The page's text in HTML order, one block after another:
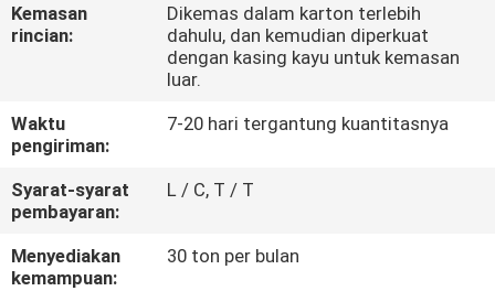
HUBUNGI
BERITA
QUOTE
REQUEST
Kemasan
rincian:
Dikemas dalam karton terlebih
dahulu, dan kemudian diperkuat
dengan kasing kayu untuk kemasan
luar.
Waktu
pengiriman:
7-20 hari tergantung kuantitasnya
Syarat-syarat
pembayaran:
L / C, T / T
Menyediakan
kemampuan:
30 ton per bulan